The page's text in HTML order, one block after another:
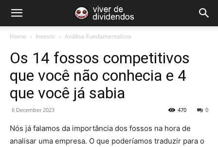
Home Investir Análise Fundamentalista
Os 14 fossos competitivos
que você não conhecia e 4
que você já sabia
6 December 2023 0
470
Nós já falamos da importância dos fossos na hora de
analisar uma empresa. O que poderíamos traduzir para o